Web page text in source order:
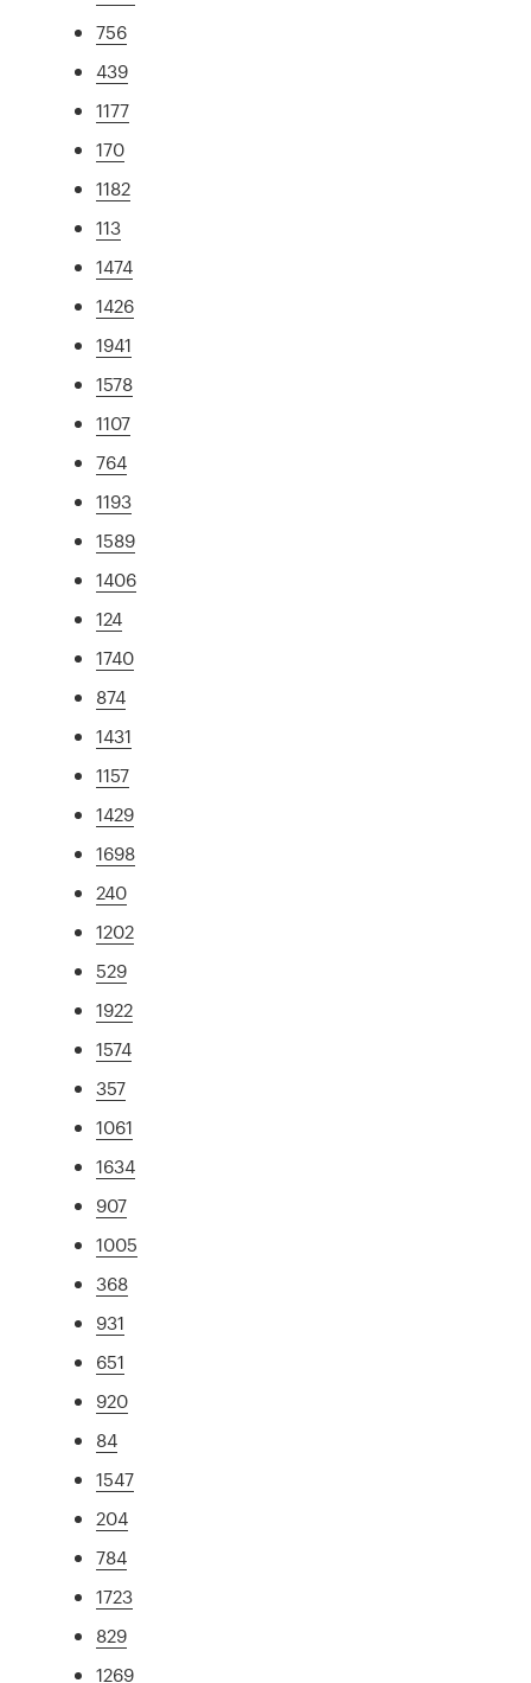
756
439
1177
170
1182
113
1474
1426
1941
1578
1107
764
1193
1589
1406
124
1740
874
1431
1157
1429
1698
240
1202
529
1922
1574
357
1061
1634
907
1005
368
931
651
920
84
1547
204
784
1723
829
1269